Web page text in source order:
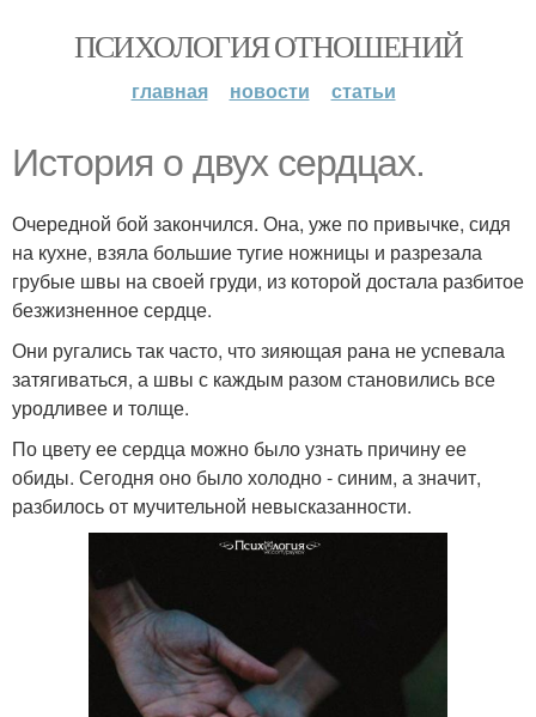
ПСИХОЛОГИЯ ОТНОШЕНИЙ
главная новости статьи
История о двух сердцах.
Очередной бой закончился. Она, уже по привычке, сидя
на кухне, взяла большие тугие ножницы и разрезала
грубые швы на своей груди, из которой достала разбитое
безжизненное сердце.
Они ругались так часто, что зияющая рана не успевала
затягиваться, а швы с каждым разом становились все
уродливее и толще.
По цвету ее сердца можно было узнать причину ее
обиды. Сегодня оно было холодно - синим, а значит,
разбилось от мучительной невысказанности.